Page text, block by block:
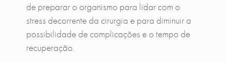
de preparar o organismo para lidar com o
stress decorrente da cirurgia e para diminuir a
possibilidade de complicações e o tempo de
recuperação.